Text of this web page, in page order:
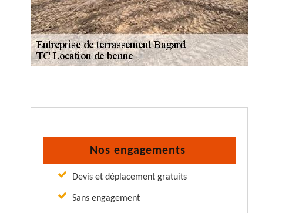
Nos engagements
Devis et déplacement gratuits
Sans engagement